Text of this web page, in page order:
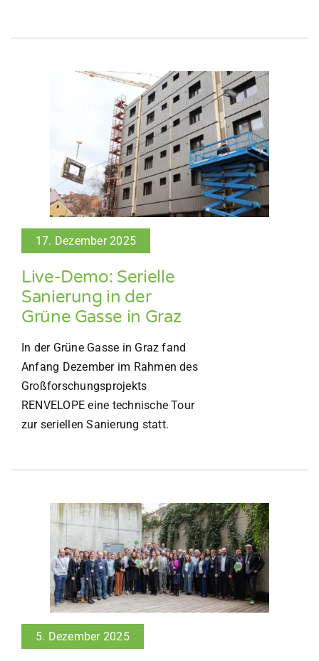
17. Dezember 2025
Live-Demo: Serielle
Sanierung in der
Grüne Gasse in Graz
In der Grüne Gasse in Graz fand
Anfang Dezember im Rahmen des
Großforschungsprojekts
RENVELOPE eine technische Tour
zur seriellen Sanierung statt.
5. Dezember 2025